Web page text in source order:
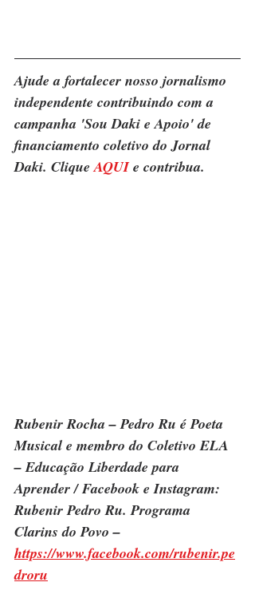
Ajude a fortalecer nosso jornalismo
independente contribuindo com a
campanha 'Sou Daki e Apoio' de
financiamento coletivo do Jornal
Daki. Clique AQUI e contribua.
Rubenir Rocha – Pedro Ru é Poeta
Musical e membro do Coletivo ELA
– Educação Liberdade para
Aprender / Facebook e Instagram:
Rubenir Pedro Ru. Programa
Clarins do Povo –
https://www.facebook.com/rubenir.pe
droru